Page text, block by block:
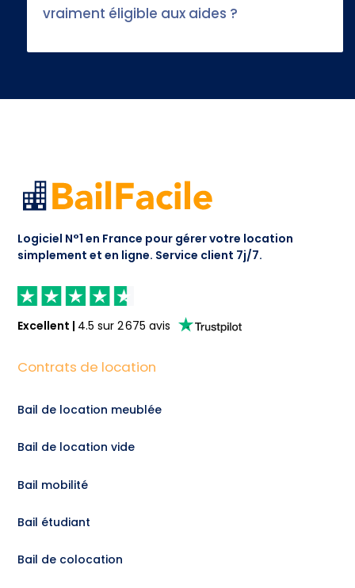
vraiment éligible aux aides ?
Logiciel N°1 en France pour gérer votre location
simplement et en ligne. Service client 7j/7.
Excellent | 4.5 sur2 675 avis
Contrats de location
Bail de location meublée
Bail de location vide
Bail mobilité
Bail étudiant
Bail de colocation